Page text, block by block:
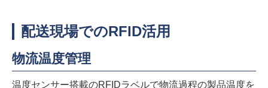
配送現場でのRFID活用
物流温度管理
温度センサー搭載のRFIDラベルで物流過程の製品温度を